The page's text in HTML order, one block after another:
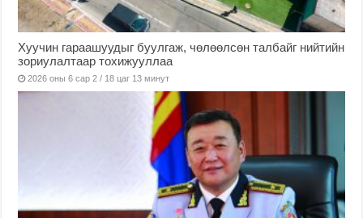
Хуучин гараашуудыг буулгаж, чөлөөлсөн талбайг нийтийн
зориулалтаар тохижууллаа
2026 оны 6 сар 2 / 18 цаг 13 минут